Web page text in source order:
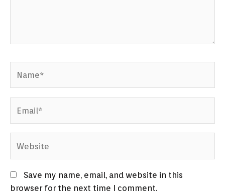
Save my name, email, and website in this
browser for the next time I comment.